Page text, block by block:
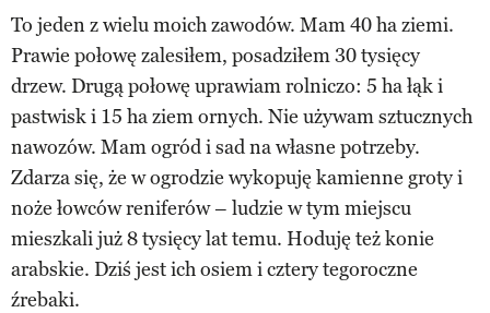
To jeden z wielu moich zawodów. Mam 40 ha ziemi.
Prawie połowę zalesiłem, posadziłem 30 tysięcy
drzew. Drugą połowę uprawiam rolniczo: 5 ha łąk i
pastwisk i 15 ha ziem ornych. Nie używam sztucznych
nawozów. Mam ogród i sad na własne potrzeby.
Zdarza się, że w ogrodzie wykopuję kamienne groty i
noże łowców reniferów – ludzie w tym miejscu
mieszkali już 8 tysięcy lat temu. Hoduję też konie
arabskie. Dziś jest ich osiem i cztery tegoroczne
źrebaki.